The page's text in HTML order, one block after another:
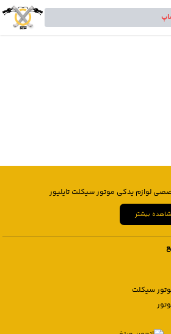
لوازم یدکی موتور سیکلت تایلیور
بیشتر
سیکلت